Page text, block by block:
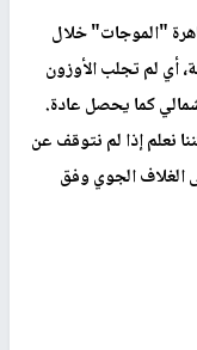
"الموجات" خلال
2020 كانت ضعيفة، أي لم تجلب الأوزون
كما يحصل عادة.
نعلم إذا لم نتوقف عن
الغلاف الجوي وفق